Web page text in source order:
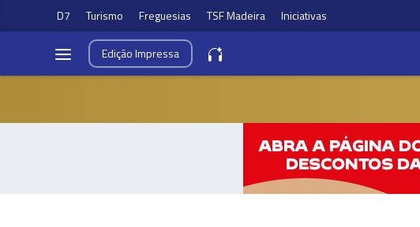
D7 Turismo Freguesias TSF Madeira Iniciativas
EdiçãoImpressa